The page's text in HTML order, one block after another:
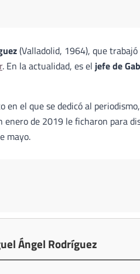
(Valladolid, 1964), que
. En la actualidad, es el jefe de
el que se dedicó al
enero de 2019 le ficharon para
mayo.
Ángel Rodríguez